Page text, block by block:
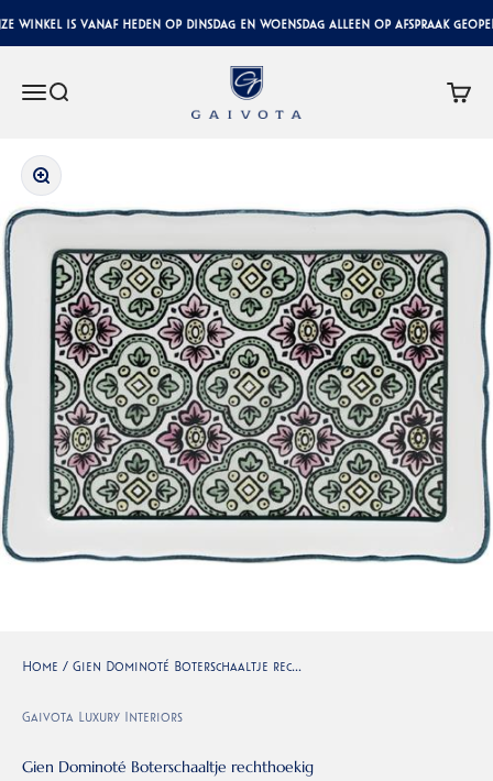
winkel is vanaf heden op dinsdag en woensdag alleen op afspraak
MenuZoeken
Gaivota Luxury Interiors
In-/uitzoomen
Home / Gien Dominoté Boterschaaltje rec...
Gaivota Luxury Interiors
Gien Dominoté Boterschaaltje rechthoekig